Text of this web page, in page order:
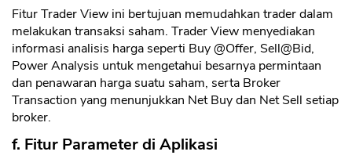
Fitur Trader View ini bertujuan memudahkan trader dalam
melakukan transaksi saham. Trader View menyediakan
informasi analisis harga seperti Buy @Offer, Sell@Bid,
Power Analysis untuk mengetahui besarnya permintaan
dan penawaran harga suatu saham, serta Broker
Transaction yang menunjukkan Net Buy dan Net Sell setiap
broker.
f. Fitur Parameter di Aplikasi